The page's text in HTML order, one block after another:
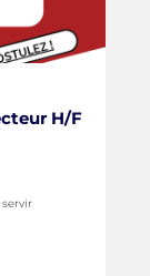
H/F